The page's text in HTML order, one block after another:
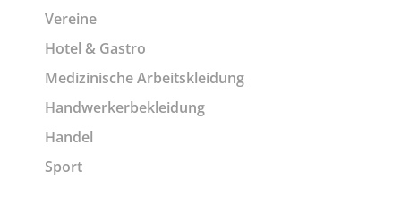
Vereine
Hotel & Gastro
Medizinische Arbeitskleidung
Handwerkerbekleidung
Handel
Sport